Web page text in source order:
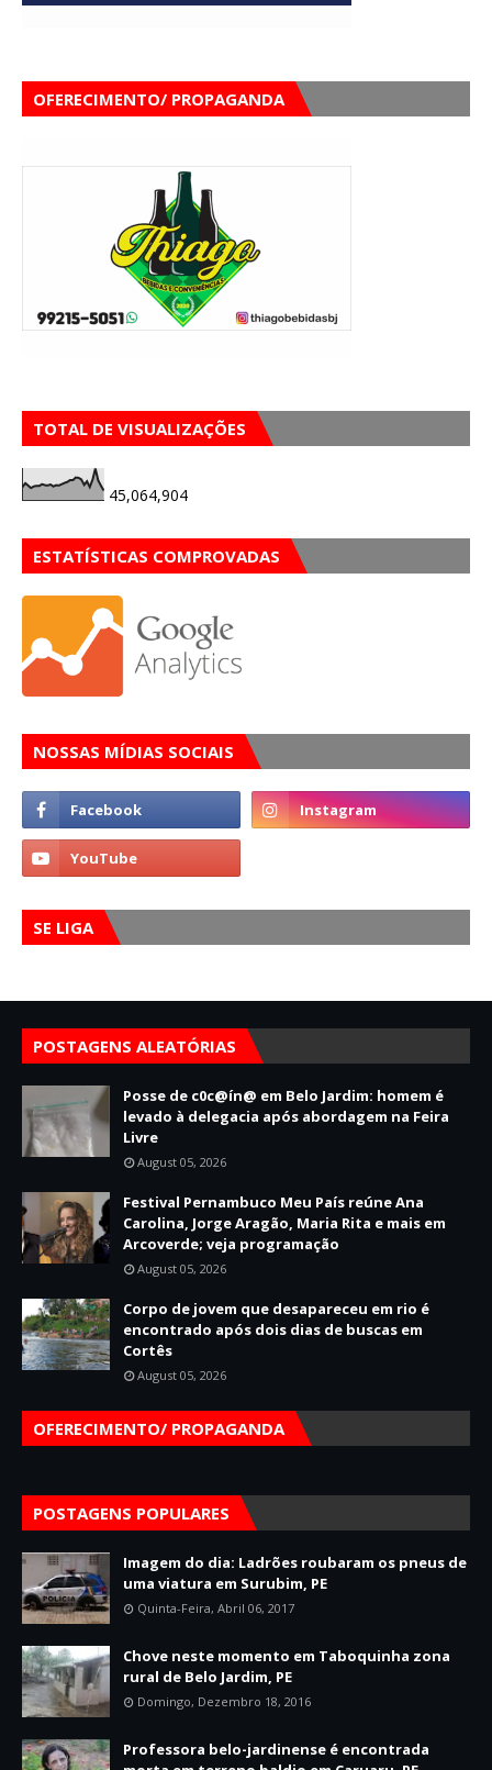
OFERECIMENTO/ PROPAGANDA
TOTAL DE VISUALIZAÇÕES
45,064,904
ESTATÍSTICAS COMPROVADAS
NOSSAS MÍDIAS SOCIAIS
SE LIGA
POSTAGENS ALEATÓRIAS
Posse de c0c@ín@ em Belo Jardim: homem é
levado à delegacia após abordagem na Feira
Livre
August 05, 2026
Festival Pernambuco Meu País reúne Ana
Carolina, Jorge Aragão, Maria Rita e mais em
Arcoverde; veja programação
August 05, 2026
Corpo de jovem que desapareceu em rio é
encontrado após dois dias de buscas em
Cortês
August 05, 2026
OFERECIMENTO/ PROPAGANDA
POSTAGENS POPULARES
Imagem do dia: Ladrões roubaram os pneus de
uma viatura em Surubim, PE
Quinta-Feira, Abril 06, 2017
Chove neste momento em Taboquinha zona
rural de Belo Jardim, PE
Domingo, Dezembro 18, 2016
Professora belo-jardinense é encontrada